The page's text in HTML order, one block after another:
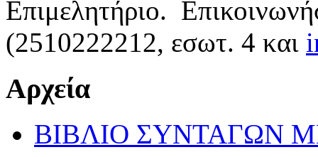
Επιμελητήριο.
(2510222212, εσωτ. 4 και
Αρχεία
ΒΙΒΛΙΟ ΣΥΝΤΑΓΩΝ